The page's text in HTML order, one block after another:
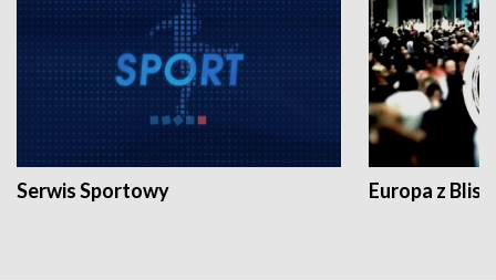
Serwis Sportowy Europa z